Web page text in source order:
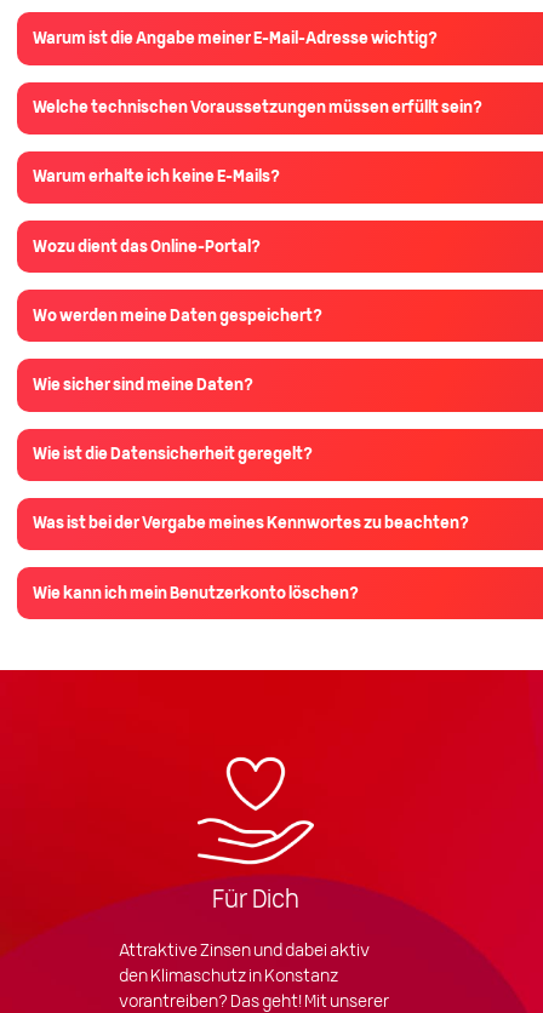
Warum ist die Angabe meiner E-Mail-Adresse wichtig?
Welche technischen Voraussetzungen müssen erfüllt sein?
Warum erhalte ich keine E-Mails?
Wozu dient das Online-Portal?
Wo werden meine Daten gespeichert?
Wie sicher sind meine Daten?
Wie ist die Datensicherheit geregelt?
Was ist bei der Vergabe meines Kennwortes zu beachten?
Wie kann ich mein Benutzerkonto löschen?
Für Dich
Attraktive Zinsen und dabei aktiv
den Klimaschutz in Konstanz
vorantreiben? Das geht! Mit unserer